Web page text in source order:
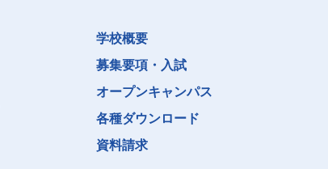
学校概要
募集要項・入試
オープンキャンパス
各種ダウンロード
資料請求